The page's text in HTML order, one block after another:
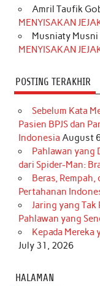
m
Amril Taufik
MENYISAKAN
Musniaty Musni
MENYISAKAN
POSTING TERAKHIR
Sebelum Kata
Pasien BPJS dan
Indonesia August
Pahlawan yang
dari Spider-Man:
Beras, Rempah,
Pertahanan
Jaring yang
Pahlawan yang
Kepada Mereka
July 31, 2026
HALAMAN